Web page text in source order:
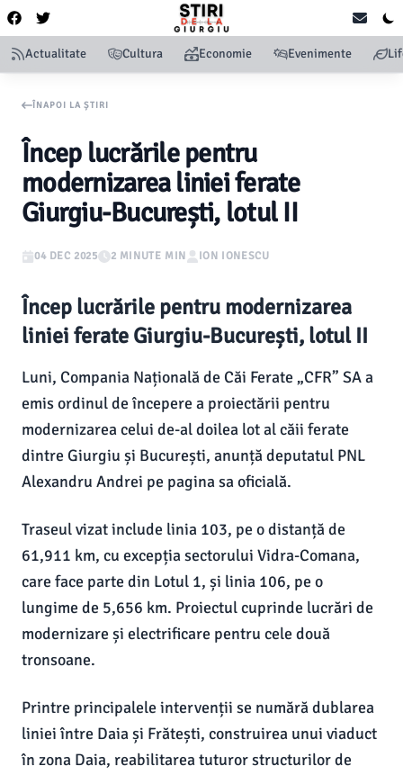
Actualitate Cultura Economie Evenimente
ÎNAPOI LA ȘTIRI
Încep lucrările pentru
modernizarea liniei ferate
Giurgiu-București, lotul II
04 DEC 2025 2 MINUTE MIN ION IONESCU
Încep lucrările pentru modernizarea
liniei ferate Giurgiu-București, lotul II
Luni, Compania Națională de Căi Ferate „CFR” SA a
emis ordinul de începere a proiectării pentru
modernizarea celui de-al doilea lot al căii ferate
dintre Giurgiu și București, anunță deputatul PNL
Alexandru Andrei pe pagina sa oficială.
Traseul vizat include linia 103, pe o distanță de
61,911 km, cu excepția sectorului Vidra-Comana,
care face parte din Lotul 1, și linia 106, pe o
lungime de 5,656 km. Proiectul cuprinde lucrări de
modernizare și electrificare pentru cele două
tronsoane.
Printre principalele intervenții se numără dublarea
liniei între Daia și Frătești, construirea unui viaduct
în zona Daia, reabilitarea tuturor structurilor de